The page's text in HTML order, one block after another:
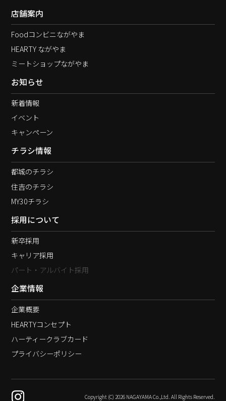
店舗案内
Foodコンビニながやま
HEARTY ながやま
ミートショップながやま
お知らせ
新着情報
イベント
キャンペーン
チラシ情報
都城のチラシ
住吉のチラシ
MY30チラシ
採用について
新卒採用
キャリア採用
パート・アルバイト採用
企業情報
企業概要
HEARTYコンセプト
ハーティークラブカード
プライバシーポリシー
Copyright (C) 2026 NAGAYAMA Co.,Ltd. All Rights Reserved.